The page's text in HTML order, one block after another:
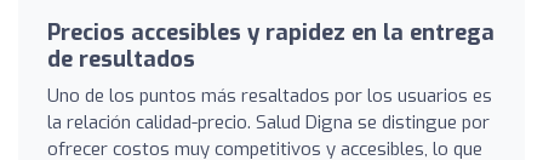
Precios accesibles y rapidez en la entrega
de resultados
Uno de los puntos más resaltados por los usuarios es
la relación calidad-precio. Salud Digna se distingue por
ofrecer costos muy competitivos y accesibles, lo que